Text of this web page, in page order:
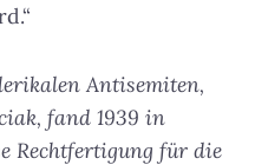
Antisemiten,
fand 1939 in
Rechtfertigung für die